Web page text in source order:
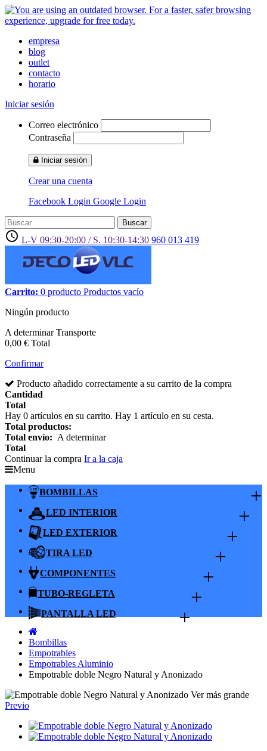
empresa
blog
outlet
contacto
horario
Iniciar sesión
Correo electrónico
Contraseña
Iniciar sesión
Crear una cuenta
Facebook Login Google Login
Buscar
access_time L-V 09:30-20:00 / S. 10:30-14:30 960 013 419
Carrito: 0 producto Productos vacío
Ningún producto
A determinarTransporte
0,00 € Total
Confirmar
Producto añadido correctamente a su carrito de la compra
Cantidad
Total
Hay 0 artículos en su carrito. Hay 1 artículo en su cesta.
Total productos:
Total envío: A determinar
Total
Continuar la compra Ir a la caja
Menu
BOMBILLAS +
LED INTERIOR +
LED EXTERIOR +
TIRA LED +
COMPONENTES +
TUBO-REGLETA +
PANTALLA LED +
Bombillas
Empotrables
Empotrables Aluminio
Empotrable doble Negro Natural y Anonizado
Ver más grande
Previo